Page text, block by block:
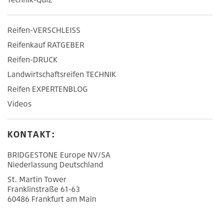
Reifen-VERSCHLEISS
Reifenkauf RATGEBER
Reifen-DRUCK
Landwirtschaftsreifen TECHNIK
Reifen EXPERTENBLOG
Videos
KONTAKT:
BRIDGESTONE Europe NV/SA
Niederlassung Deutschland
St. Martin Tower
Franklinstraße 61-63
60486 Frankfurt am Main